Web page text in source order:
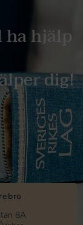
ha hjälp
dig!
8A